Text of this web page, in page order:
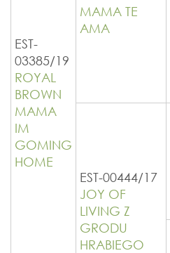
EST-
03385/19
ROYAL
BROWN
MAMA
IM
GOMING
HOME
MAMA TE
AMA
EST-00444/17
JOY OF
LIVING Z
GRODU
HRABIEGO